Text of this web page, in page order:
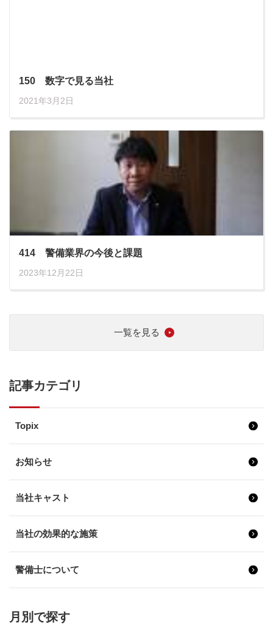
一覧を見る
150 数字で見る当社
2021年3月2日
414 警備業界の今後と課題
2023年12月22日
記事カテゴリ
Topix
お知らせ
当社キャスト
当社の効果的な施策
警備士について
月別で探す